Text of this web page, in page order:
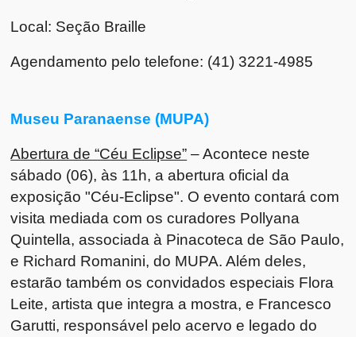
Local: Seção Braille
Agendamento pelo telefone: (41) 3221-4985
Museu Paranaense (MUPA)
Abertura de “Céu Eclipse” – Acontece neste
sábado (06), às 11h, a abertura oficial da
exposição "Céu-Eclipse". O evento contará com
visita mediada com os curadores Pollyana
Quintella, associada à Pinacoteca de São Paulo,
e Richard Romanini, do MUPA. Além deles,
estarão também os convidados especiais Flora
Leite, artista que integra a mostra, e Francesco
Garutti, responsável pelo acervo e legado do